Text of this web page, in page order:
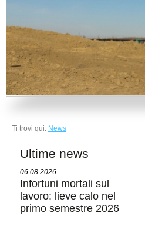
Ti trovi qui: News
Ultime news
06.08.2026
Infortuni mortali sul
lavoro: lieve calo nel
primo semestre 2026